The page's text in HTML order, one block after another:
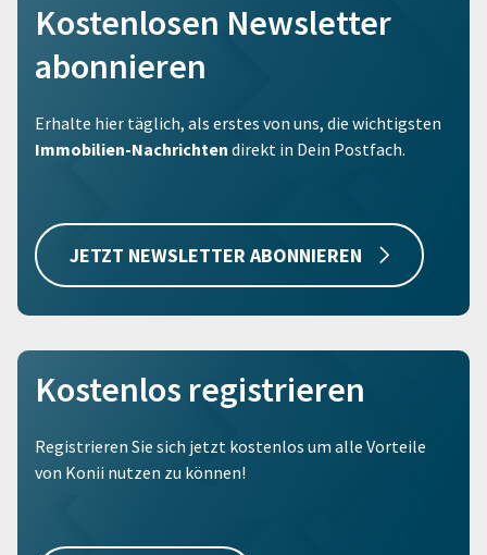
Kostenlosen Newsletter
abonnieren
Erhalte hier täglich, als erstes von uns, die wichtigsten
Immobilien-Nachrichten direkt in Dein Postfach.
JETZT NEWSLETTER ABONNIEREN
Kostenlos registrieren
Registrieren Sie sich jetzt kostenlos um alle Vorteile
von Konii nutzen zu können!